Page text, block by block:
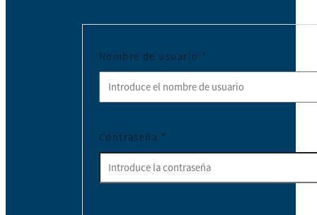
Nombre de usuario *
Contraseña *